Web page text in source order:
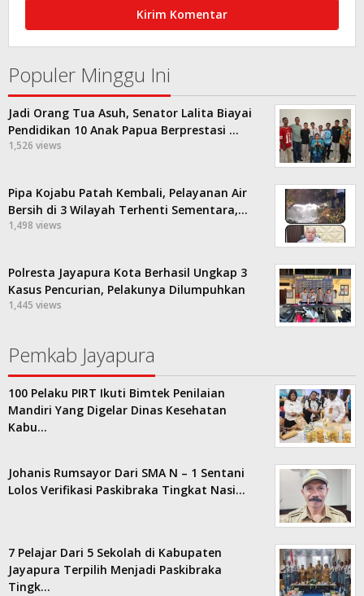
Populer Minggu Ini
Jadi Orang Tua Asuh, Senator Lalita Biayai
Pendidikan 10 Anak Papua Berprestasi …
1,526 views
Pipa Kojabu Patah Kembali, Pelayanan Air
Bersih di 3 Wilayah Terhenti Sementara,…
1,498 views
Polresta Jayapura Kota Berhasil Ungkap 3
Kasus Pencurian, Pelakunya Dilumpuhkan
1,445 views
Pemkab Jayapura
100 Pelaku PIRT Ikuti Bimtek Penilaian
Mandiri Yang Digelar Dinas Kesehatan
Kabu…
Johanis Rumsayor Dari SMA N – 1 Sentani
Lolos Verifikasi Paskibraka Tingkat Nasi…
7 Pelajar Dari 5 Sekolah di Kabupaten
Jayapura Terpilih Menjadi Paskibraka
Tingk…